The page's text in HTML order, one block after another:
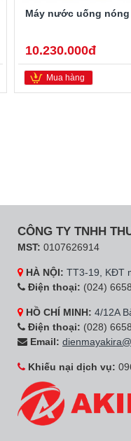
10.230.000đ
Mua hàng
CÔNG TY TNHH
MST: 0107626914
HÀ NỘI: TT3-19, KĐT
Điện thoại: (024)
HỒ CHÍ MINH: 4/12A
Điện thoại: (028)
Email:
Khiếu nại dịch vụ: